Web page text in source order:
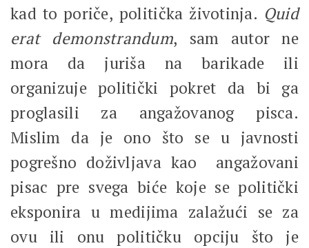
kad to poriče, politička životinja. Quid
erat demonstrandum, sam autor ne
mora da juriša na barikade ili
organizuje politički pokret da bi ga
proglasili za angažovanog pisca.
Mislim da je ono što se u javnosti
pogrešno doživljava kao angažovani
pisac pre svega biće koje se politički
eksponira u medijima zalažući se za
ovu ili onu političku opciju što je